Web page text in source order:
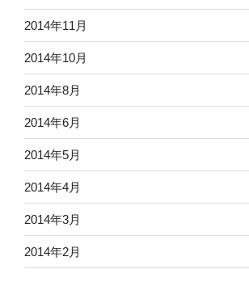
2014年11月
2014年10月
2014年8月
2014年6月
2014年5月
2014年4月
2014年3月
2014年2月